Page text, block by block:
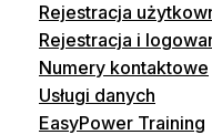
Rejestracja
Rejestracja i
Numery kontaktowe
Usługi danych
EasyPower Training